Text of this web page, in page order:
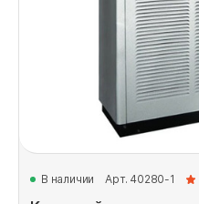
В наличии Арт. 40280-1